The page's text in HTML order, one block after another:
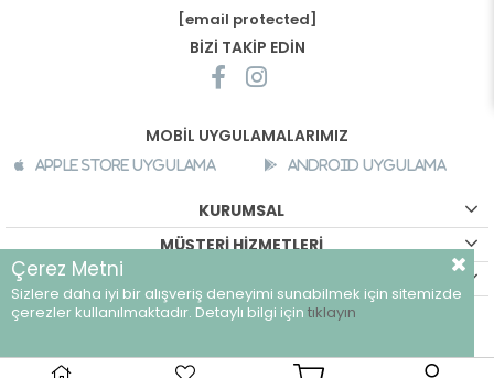
[email protected]
BİZİ TAKİP EDİN
MOBİL UYGULAMALARIMIZ
Apple Store Uygulama Android Uygulama
KURUMSAL
MÜŞTERİ HİZMETLERİ
©breeze.com.tr - Tüm hakları saklıdır.
Çerez Metni
Sizlere daha iyi bir alışveriş deneyimi sunabilmek için sitemizde
çerezler kullanılmaktadır. Detaylı bilgi için tıklayın